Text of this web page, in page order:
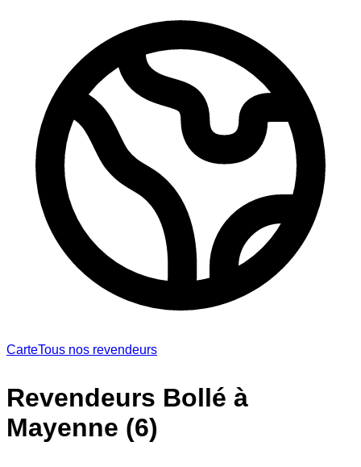
CarteTous nos revendeurs
Revendeurs Bollé à
Mayenne (6)